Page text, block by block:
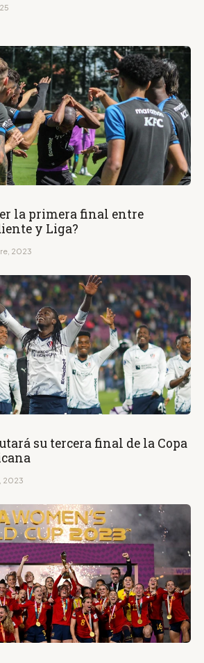
la primera final entre
y Liga?
2023
su tercera final de la Copa
2023